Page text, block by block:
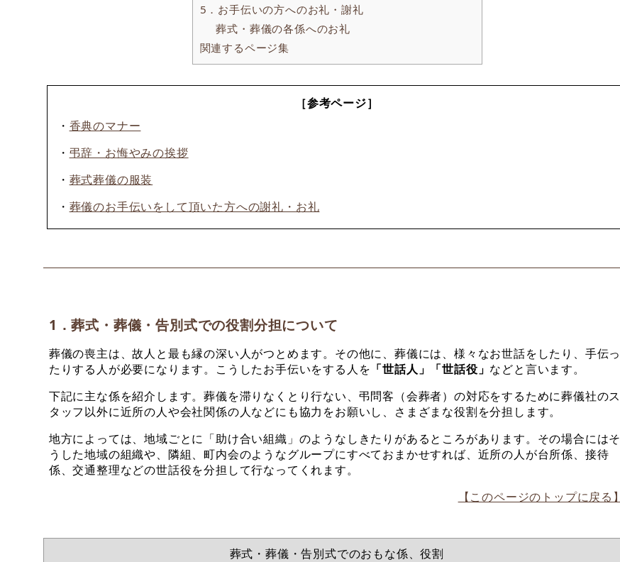
5．お手伝いの方へのお礼・謝礼
葬式・葬儀の各係へのお礼
関連するページ集
［参考ページ］
・ 香典のマナー
・ 弔辞・お悔やみの挨拶
・ 葬式葬儀の服装
・ 葬儀のお手伝いをして頂いた方への謝礼・お礼
1．葬式・葬儀・告別式での役割分担について
葬儀の喪主は、故人と最も縁の深い人がつとめます。その他に、葬儀には、様々なお世話をしたり、手伝っ
たりする人が必要になります。こうしたお手伝いをする人を 「世話人」「世話役」 などと言います。
下記に主な係を紹介します。葬儀を滞りなくとり行ない、弔問客（会葬者）の対応をするために葬儀社のス
タッフ以外に近所の人や会社関係の人などにも協力をお願いし、さまざまな役割を分担します。
地方によっては、地域ごとに「助け合い組織」のようなしきたりがあるところがあります。その場合にはそ
うした地域の組織や、隣組、町内会のようなグループにすべておまかせすれば、近所の人が台所係、接待
係、交通整理などの世話役を分担して行なってくれます。
【このページのトップに戻る】
葬式・葬儀・告別式でのおもな係、役割